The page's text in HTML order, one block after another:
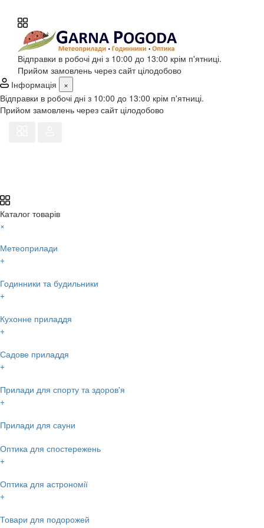
Відправки в робочі дні з 10:00 до 13:00 крім п'ятниці.
Прийом замовлень через сайт цілодобово
Інформація
×
Відправки в робочі дні з 10:00 до 13:00 крім п'ятниці.
Прийом замовлень через сайт цілодобово
Каталог товарів
×
Метеоприлади
+
Годинники та будильники
+
Кухонне приладдя
+
Садове приладдя
+
Прилади для спорту та здоров'я
+
Прилади для сауни
Оптика для спостережень
+
Оптика для астрономії
+
Товари для подорожей